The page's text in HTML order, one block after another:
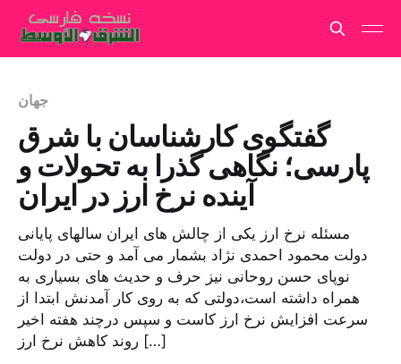
جهان
گفتگوی کارشناسان با شرق
پارسی؛ نگاهی گذرا به تحولات و
آینده نرخ ارز در ایران
مسئله نرخ ارز یکی از چالش های ایران سالهای پایانی
دولت محمود احمدی نژاد بشمار می آمد و حتی در دولت
نوپای حسن روحانی نیز حرف و حدیث های بسیاری به
همراه داشته است،دولتی که به روی کار آمدنش ابتدا از
سرعت افزایش نرخ ارز کاست و سپس درچند هفته اخیر
روند کاهش نرخ ارز […]